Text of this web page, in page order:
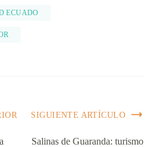
ECUADO
SIGUIENTE ARTÍCULO
Salinas de Guaranda: turismo